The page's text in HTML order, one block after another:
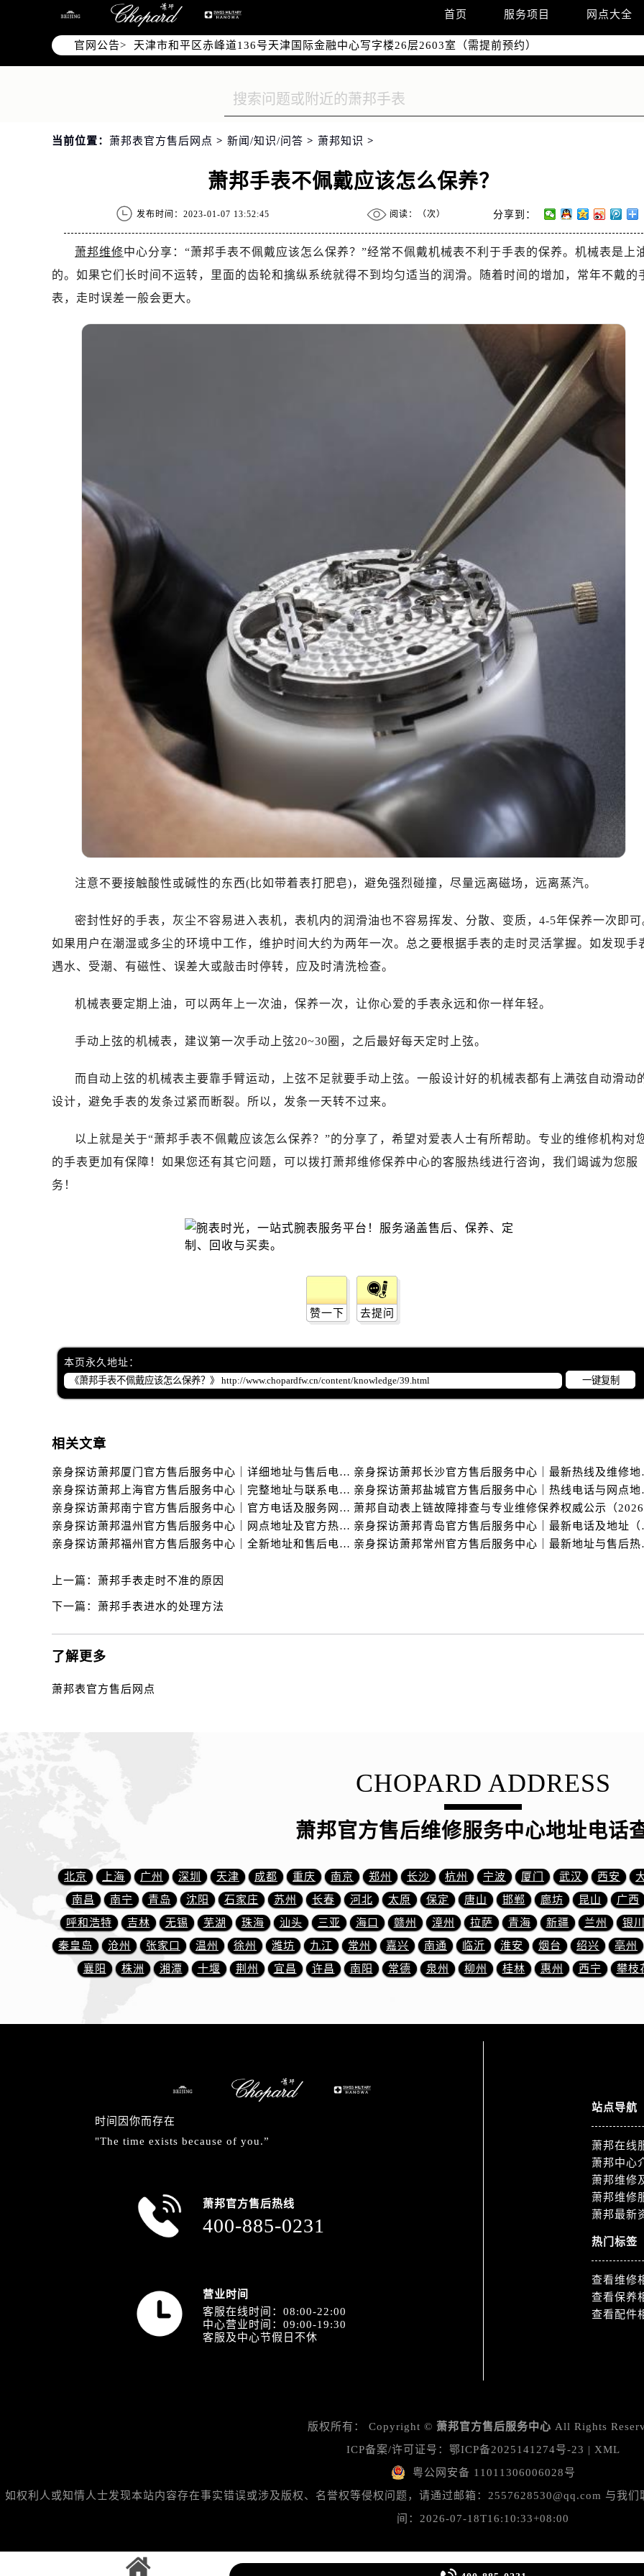
首页 服务项目 网点大全
官网公告>
北京市东城区东长安街1号东方广场写字楼W3座6层602室（需提前预约）
北京市朝阳区建国门外大街甲6号华熙国际中心写字楼D座11层1102室（需提前预约）
天津市和平区赤峰道136号天津国际金融中心写字楼26层2603室（需提前预约）
上海市徐汇区虹桥路3号港汇中心写字楼2座37层3705室（需提前预约）
南京市秦淮区中山南路1号（新街口）南京中心写字楼22层C1-1室（需提前预约）
徐州市鼓楼区淮海东路29号苏宁广场IFC国际金融中心写字楼35层3508室（需提前预约）
盐城市盐都区世纪大道5号盐城金融城写字楼1号楼16层1604室（需提前预约）
泰州市海陵区永定东路399号置地商务中心东塔写字楼（华润万象城）17层1706室（需提前预约）
杭州市上城区钱江路1366号华润大厦写字楼A座5层503-5室（需提前预约）
金华市金东区东市南街777号金华万达广场写字楼4号楼22层2209室（需提前预约）
嘉兴市南湖区广益路705号嘉兴世界贸易中心写字楼A座13层1304室（需提前预约）
南昌市红谷滩新区红谷中大道998号绿地双子塔（中央广场）A1座办公楼14层07室（需提前预约）
济南市历下区经十路11111号华润中心写字楼（万象城）15层1508室（需提前预约）
广州市天河区天河路230号万菱汇国际中心写字楼A塔7层704室（需提前预约）
广州市越秀区环市东路371-375号世界贸易中心大厦南塔写字楼15层07室（需提前预约）
惠州市惠城区江北文昌一路7号华贸大厦写字楼1座30层05室（需提前预约）
厦门市思明区湖滨东路95号华润大厦写字楼B座11层1104室（需提前预约）
福州市鼓楼区五四路128-1号恒力城写字楼15层03室（需提前预约）
成都市锦江区人民东路6号SAC东原中心写字楼24层2406B室（需提前预约）
重庆市江北区观音桥步行街2号融恒时代广场写字楼9层902室（需提前预约）
长沙市芙蓉区定王台街道建湘路393号世茂环球金融中心写字楼（芙蓉广场）10层13室（需提前预约）
郑州市二七区铭功路10号华润大厦写字楼29层2905室（需提前预约）
太原市迎泽区解放路15号亨得利名表服务中心（品牌授权店）3层整层（需提前预约）
沈阳市沈河区中街路137号亨得利名表服务中心（品牌授权店）1层整层（需提前预约）
沈阳市沈河区中街路83号亨得利名表服务中心（品牌授权店）1层整层（需提前预约）
乌鲁木齐市天山区红山路26号时代广场（CCMALL）C座17层17-B（需提前预约）
温州市鹿城区锦绣路1067号置信广场10层1015室（需提前预约）
哈尔滨市道里区友谊西路600号富力中心T2座写字楼29层03室（需提前预约）
大连市中山区人民路15号国际金融大厦7层G室（需提前预约）
佛山市禅城区季华五路57号万科金融中心C座12层1205室（需提前预约）
东莞市东城街道鸿福东路1号民盈国贸中心T1写字楼9层907室（需提前预约）
无锡市梁溪区人民中路139号恒隆广场写字楼1座11层1104室（需提前预约）
南通市崇川区工农路57号圆融广场写字楼16层1603室（需提前预约）
苏州市苏州工业园区星港街199号苏州中心办公楼C座22层08室（需提前预约）
武汉市江汉区解放大道686号世界贸易大厦38层09室（需提前预约）
南宁市青秀区金湖路59号地王大厦12楼1224室（需提前预约）
合肥市蜀山区潜山路111号万象城华润大厦B座12楼03室（需提前预约）
青岛市南区山东路6号华润大厦B座22层04室（需提前预约）
贵阳市南明区都司高架桥路33号亨特国际金融中心14楼14D（需提前预约）
昆明市盘龙区北京路928号同德昆明广场写字楼10层06室（需提前预约）
西安市碑林区南关正街88号华侨城长安国际中心E座6楼10室（需提前预约）
台州市椒江区东海大道1800号腾达中心东1幢20楼2002室（需提前预约）
重庆市解放碑渝中区民权路28号英利国际金融中心写字楼20层01室（需提前预约）
黑龙江省佳木斯市向阳区长安路萧邦售后服务中心（需提前预约）
黑龙江省牡丹江市东安区太平路萧邦售后服务中心（需提前预约）
黑龙江省齐齐哈尔市龙沙区龙华路萧邦售后服务中心（需提前预约）
黑龙江省双鸭山市尖山区新兴大街萧邦售后服务中心（需提前预约）
吉林省白城市洮北区明仁南街萧邦售后服务中心（需提前预约）
吉林省四平市铁东区紫气大路与南九经街交汇处萧邦售后服务中心（需提前预约）
吉林省松原市宁江区五环大街萧邦售后服务中心（需提前预约）
吉林省通化市东昌区环通乡江南大街萧邦售后服务中心（需提前预约）
吉林省延边市延吉市解放路萧邦售后服务中心（需提前预约）
辽宁省本溪市平山区胜利路萧邦售后服务中心（需提前预约）
辽宁省丹东市振兴区七经街萧邦售后服务中心（需提前预约）
辽宁省抚顺市新抚区东一路萧邦售后服务中心（需提前预约）
辽宁省锦州市古塔区中央大街萧邦售后服务中心（需提前预约）
辽宁省营口市站前区市府路与渤海大街交叉口萧邦售后服务中心（需提前预约）
北京市朝阳区建国门外大街甲6号华熙国际中心D座11层1102室萧邦售后服务中心（需提前预约）
河北省保定市竞秀区朝阳北大街北国先天下萧邦售后服务中心（需提前预约）
内蒙古自治区阿拉善盟市左旗土尔扈特大街萧邦售后服务中心（需提前预约）
内蒙古自治区巴彦淖尔市临河区新华街萧邦售后服务中心（需提前预约）
内蒙古自治区包头市青山区幸福路甲3号王府井百货名表维修萧邦售后服务中心（需提前预约）
内蒙古自治区赤峰市红山区哈达街萧邦售后服务中心（需提前预约）
内蒙古自治区鄂尔多斯市东胜区伊金霍洛街萧邦售后服务中心（需提前预约）
内蒙古自治区锡林郭勒盟市锡林浩特市光明街与额尔敦路交叉口萧邦售后服务中心（需提前预约）
内蒙古自治区兴安盟市乌兰浩特市兴安大街萧邦售后服务中心（需提前预约）
山西省大同市平城区迎宾街萧邦售后服务中心（需提前预约）
山西省晋城市城区黄华街萧邦售后服务中心（需提前预约）
山西省吕梁市离石区永宁中路与建设街交叉口萧邦售后服务中心（需提前预约）
山西省朔州市朔城区怡西路与鄯阳西街交汇处萧邦售后服务中心（需提前预约）
山西省忻州市忻府区和平东街与七一南路交叉口萧邦售后服务中心（需提前预约）
山西省长治市潞州区英雄中路萧邦售后服务中心（需提前预约）
山西省太原市迎泽区迎泽街道解放路15号亨得利名表维修授权店3楼萧邦售后服务中心（需提前预约
天津市和平区赤峰道136号天津国际金融中心26层2603室萧邦售后服务中心（需提前预约）
安徽省池州市贵池区长江路萧邦售后服务中心（需提前预约）
安徽省淮北市相山区淮海路萧邦售后服务中心（需提前预约）
安徽省淮南市田家庵区国庆中路萧邦售后服务中心（需提前预约）
安徽省黄山市屯溪区黄山西路萧邦售后服务中心（需提前预约）
安徽省马鞍山市雨山区湖南西路萧邦售后服务中心（需提前预约）
当前位置： 萧邦表官方售后网点 > 新闻/知识/问答 > 萧邦知识 >
萧邦手表不佩戴应该怎么保养？
发布时间：2023-01-07 13:52:45 阅读：（次） 分享到：
萧邦维修中心分享：“萧邦手表不佩戴应该怎么保养？”经常不佩戴机械表不利于手表的保养。机械表是上
的。如果它们长时间不运转，里面的齿轮和擒纵系统就得不到均匀适当的润滑。随着时间的增加，常年不戴的
表，走时误差一般会更大。
注意不要接触酸性或碱性的东西(比如带着表打肥皂)，避免强烈碰撞，尽量远离磁场，远离蒸汽。
密封性好的手表，灰尘不容易进入表机，表机内的润滑油也不容易挥发、分散、变质，4-5年保养一次即可
如果用户在潮湿或多尘的环境中工作，维护时间大约为两年一次。总之要根据手表的走时灵活掌握。如发现手
遇水、受潮、有磁性、误差大或敲击时停转，应及时清洗检查。
机械表要定期上油，可以两年上一次油，保养一次，让你心爱的手表永远和你一样年轻。
手动上弦的机械表，建议第一次手动上弦20~30圈，之后最好每天定时上弦。
而自动上弦的机械表主要靠手臂运动，上弦不足就要手动上弦。一般设计好的机械表都有上满弦自动滑动
设计，避免手表的发条过紧而断裂。所以，发条一天转不过来。
以上就是关于“萧邦手表不佩戴应该怎么保养？”的分享了，希望对爱表人士有所帮助。专业的维修机构对
的手表更加有保障！如果您还有其它问题，可以拨打萧邦维修保养中心的客服热线进行咨询，我们竭诚为您服
务！
赞一下 去提问
本页永久地址：
一键复制
相关文章
亲身探访萧邦厦门官方售后服务中心｜详细地址与售后电话（2026年7月最新）
亲身探访萧
亲身探访萧邦上海官方售后服务中心｜完整地址与联系电话（2026年7月最新）
亲身探访萧
亲身探访萧邦南宁官方售后服务中心｜官方电话及服务网点地址（2026年7月最新）
亲身探访萧邦温州官方售后服务中心｜网点地址及官方热线（2026年7月最新）
亲身探访
亲身探访萧邦福州官方售后服务中心｜全新地址和售后电话（2026年7月最新）
亲身探访萧
上一篇： 萧邦手表走时不准的原因
下一篇： 萧邦手表进水的处理方法
了解更多
萧邦表官方售后网点
CHOPARD ADDRESS
萧邦官方售后维修服务中心地址电话
北京 上海 广州 深圳 天津 成都 重庆 南京 郑州 长沙 杭州 宁波 厦门 武汉 西安
南昌
南宁 青岛 沈阳 石家庄 苏州 长春 河北 太原 保定 唐山 邯郸 廊坊 昆山 广西
呼和浩特
吉林 无锡 芜湖 珠海 汕头 三亚 海口 赣州 漳州 拉萨 青海 新疆 兰州 银川
秦皇岛
沧州 张家口 温州 徐州 潍坊 九江 常州 嘉兴 南通 临沂 淮安 烟台 绍兴 亳州
襄阳
株洲 湘潭 十堰 荆州 宜昌 许昌 南阳 常德 泉州 柳州 桂林 惠州 西宁 攀枝
时间因你而存在
"The time exists because of you.”
萧邦官方售后热线
400-885-0231
营业时间
客服在线时间：08:00-22:00
中心营业时间：09:00-19:30
客服及中心节假日不休
站点导航
萧邦在线
萧邦中心
萧邦维修
萧邦维修
萧邦最新
热门标签
查看维修
查看保养
查看配件
版权所有： Copyright © 萧邦官方售后服务中心 All Rights
ICP备案/许可证号： 鄂ICP备2025141274号-23 | XML
粤公网安备 11011306006028号
如权利人或知情人士发现本站内容存在事实错误或涉及版权、名誉权等侵权问题，请通过邮箱：2557628530@qq.com 与我
间：2026-07-18T16:10:33+08:00